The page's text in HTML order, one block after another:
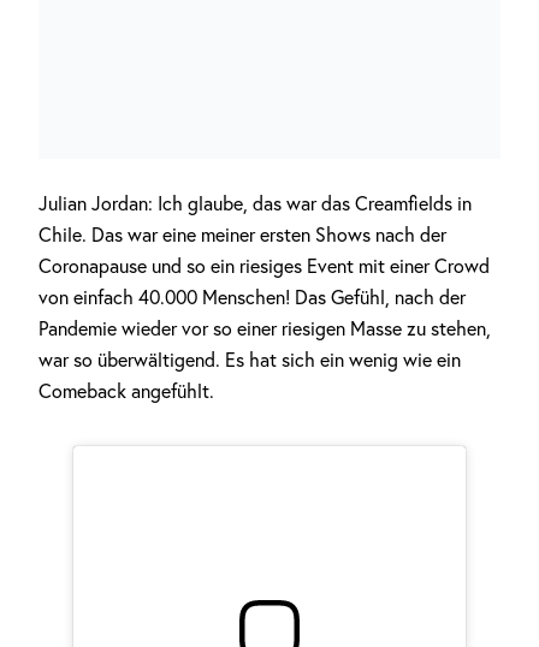
Julian Jordan: Ich glaube, das war das Creamfields in
Chile. Das war eine meiner ersten Shows nach der
Coronapause und so ein riesiges Event mit einer Crowd
von einfach 40.000 Menschen! Das Gefühl, nach der
Pandemie wieder vor so einer riesigen Masse zu stehen,
war so überwältigend. Es hat sich ein wenig wie ein
Comeback angefühlt.